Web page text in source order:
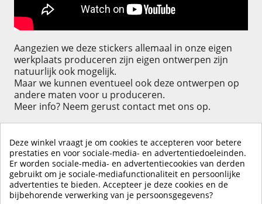
Aangezien we deze stickers allemaal in onze eigen
werkplaats produceren zijn eigen ontwerpen zijn
natuurlijk ook mogelijk.
Maar we kunnen eventueel ook deze ontwerpen op
andere maten voor u produceren.
Meer info? Neem gerust contact met ons op.
KLIK HIER OM EEN ​​RECENSIE ACHTER TE LATEN
Deze winkel vraagt je om cookies te accepteren voor betere
prestaties en voor sociale-media- en advertentiedoeleinden.
Er worden sociale-media- en advertentiecookies van derden
gebruikt om je sociale-mediafunctionaliteit en persoonlijke
advertenties te bieden. Accepteer je deze cookies en de
bijbehorende verwerking van je persoonsgegevens?